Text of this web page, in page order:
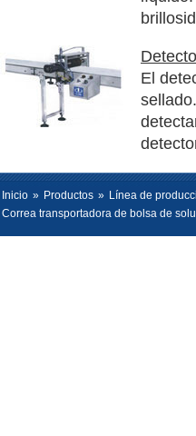
El
Inicio » Productos » Línea de
Correa transportadora de bolsa de